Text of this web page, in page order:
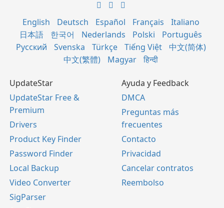
English Deutsch Español Français
Italiano
日本語
한국어 Nederlands Polski
Português
Русский
Svenska Türkçe Tiếng Việt
中文(简体)
中文(繁體)
Magyar हिन्दी
UpdateStar
UpdateStar Free &
Premium
Drivers
Product Key Finder
Password Finder
Local Backup
Video Converter
SigParser
Ayuda y Feedback
DMCA
Preguntas más
frecuentes
Contacto
Privacidad
Cancelar contratos
Reembolso